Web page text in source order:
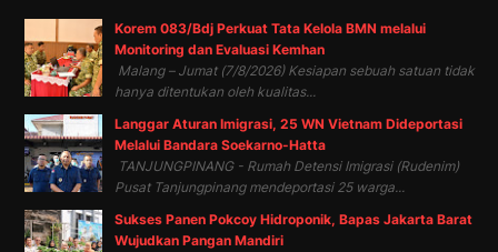
Korem 083/Bdj Perkuat Tata Kelola BMN melalui
Monitoring dan Evaluasi Kemhan
Malang – Jumat (7/8/2026) Kesiapan sebuah satuan tidak
hanya ditentukan oleh kualitas...
Langgar Aturan Imigrasi, 25 WN Vietnam Dideportasi
Melalui Bandara Soekarno-Hatta
TANJUNGPINANG - Rumah Detensi Imigrasi (Rudenim)
Pusat Tanjungpinang mendeportasi 25 warga...
Sukses Panen Pokcoy Hidroponik, Bapas Jakarta Barat
Wujudkan Pangan Mandiri